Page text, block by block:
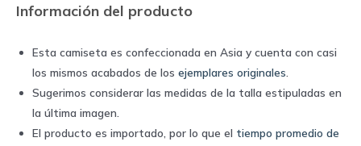
Información del producto
Esta camiseta es confeccionada en Asia y cuenta con casi
los mismos acabados de los ejemplares originales.
Sugerimos considerar las medidas de la talla estipuladas en
la última imagen.
El producto es importado, por lo que el tiempo promedio de